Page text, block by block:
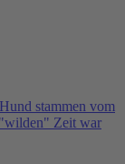
stammen vom
Zeit war